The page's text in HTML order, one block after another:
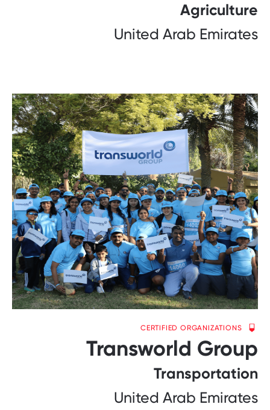
Agriculture
United Arab Emirates
CERTIFIED ORGANIZATIONS
Transworld Group
Transportation
United Arab Emirates